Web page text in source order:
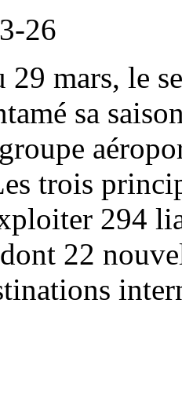
26
29 mars, le
sa
trois
294
22